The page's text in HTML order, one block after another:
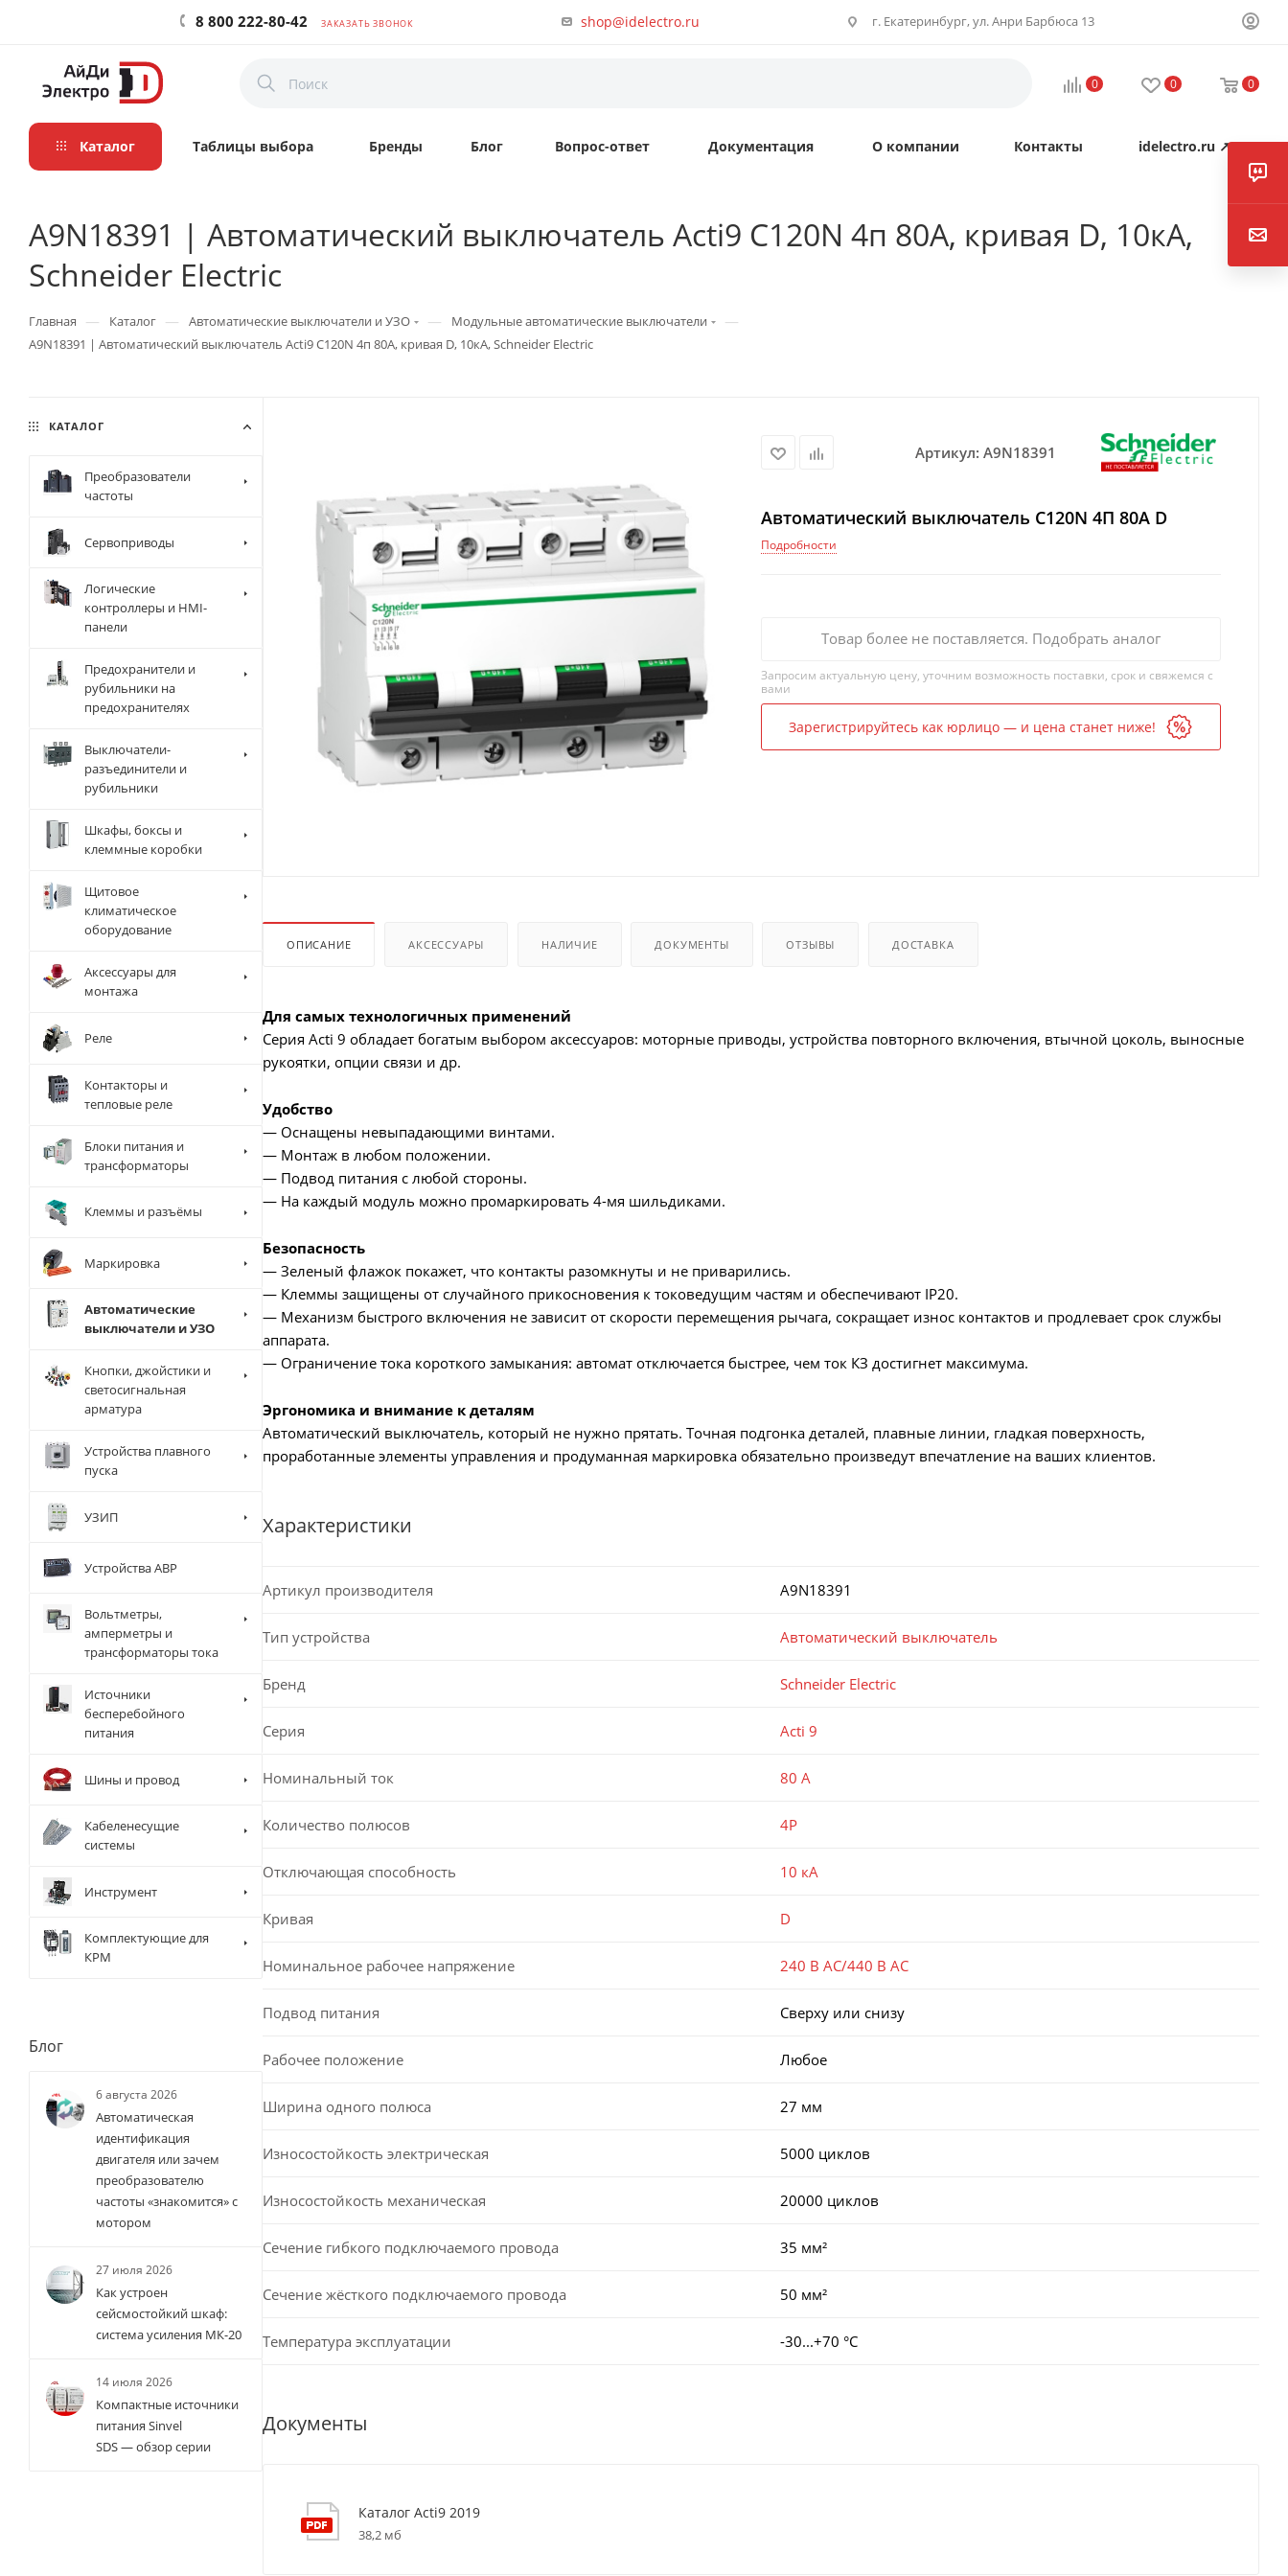
8 800 222-80-42 ЗАКАЗАТЬ ЗВОНОК shop@idelectro.ru г. Екатеринбург, ул. Анри Барбюса 13
0 0 0
Каталог Таблицы выбора Бренды Блог Вопрос-ответ Документация О компании Контакты idelectro.ru ↗
A9N18391 | Автоматический выключатель Acti9 C120N 4п 80А, кривая D, 10кА,
Schneider Electric
Главная — Каталог — Автоматические выключатели и УЗО — Модульные автоматические выключатели —
A9N18391 | Автоматический выключатель Acti9 C120N 4п 80А, кривая D, 10кА, Schneider Electric
Артикул: A9N18391
Автоматический выключатель C120N 4П 80A D
Подробности
Товар более не поставляется. Подобрать аналог
Запросим актуальную цену, уточним возможность поставки, срок и свяжемся с
вами
Зарегистрируйтесь как юрлицо — и цена станет ниже!
ОПИСАНИЕ АКСЕССУАРЫ НАЛИЧИЕ ДОКУМЕНТЫ ОТЗЫВЫ ДОСТАВКА
Для самых технологичных применений
Серия Acti 9 обладает богатым выбором аксессуаров: моторные приводы, устройства повторного включения, втычной цоколь, выносные
рукоятки, опции связи и др.
Удобство
— Оснащены невыпадающими винтами.
— Монтаж в любом положении.
— Подвод питания с любой стороны.
— На каждый модуль можно промаркировать 4-мя шильдиками.
Безопасность
— Зеленый флажок покажет, что контакты разомкнуты и не приварились.
— Клеммы защищены от случайного прикосновения к токоведущим частям и обеспечивают IP20.
— Механизм быстрого включения не зависит от скорости перемещения рычага, сокращает износ контактов и продлевает срок службы
аппарата.
— Ограничение тока короткого замыкания: автомат отключается быстрее, чем ток КЗ достигнет максимума.
Эргономика и внимание к деталям
Автоматический выключатель, который не нужно прятать. Точная подгонка деталей, плавные линии, гладкая поверхность,
проработанные элементы управления и продуманная маркировка обязательно произведут впечатление на ваших клиентов.
Характеристики
Артикул производителя A9N18391
Тип устройства Автоматический выключатель
Бренд Schneider Electric
Серия Acti 9
Номинальный ток 80 А
Количество полюсов 4P
Отключающая способность 10 кА
Кривая D
Номинальное рабочее напряжение 240 В AC/440 В AC
Подвод питания Сверху или снизу
Рабочее положение Любое
Ширина одного полюса 27 мм
Износостойкость электрическая 5000 циклов
Износостойкость механическая 20000 циклов
Сечение гибкого подключаемого провода 35 мм²
Сечение жёсткого подключаемого провода 50 мм²
Температура эксплуатации -30...+70 °С
Документы
Каталог Acti9 2019
38,2 мб
КАТАЛОГ
Преобразователи
частоты
Сервоприводы
Логические
контроллеры и HMI-
панели
Предохранители и
рубильники на
предохранителях
Выключатели-
разъединители и
рубильники
Шкафы, боксы и
клеммные коробки
Щитовое
климатическое
оборудование
Аксессуары для
монтажа
Реле
Контакторы и
тепловые реле
Блоки питания и
трансформаторы
Клеммы и разъёмы
Маркировка
Автоматические
выключатели и УЗО
Кнопки, джойстики и
светосигнальная
арматура
Устройства плавного
пуска
УЗИП
Устройства АВР
Вольтметры,
амперметры и
трансформаторы тока
Источники
бесперебойного
питания
Шины и провод
Кабеленесущие
системы
Инструмент
Комплектующие для
КРМ
Блог
6 августа 2026
Автоматическая
идентификация
двигателя или зачем
преобразователю
частоты «знакомится» с
мотором
27 июля 2026
Как устроен
сейсмостойкий шкаф:
система усиления МК-20
14 июля 2026
Компактные источники
питания Sinvel
SDS — обзор серии